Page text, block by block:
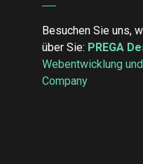
Besuchen Sie uns,
über Sie: PREGA
Webentwicklung
Company